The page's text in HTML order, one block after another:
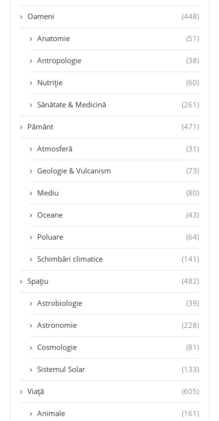
Oameni (448)
Anatomie (51)
Antropologie (38)
Nutriție (60)
Sănătate & Medicină (261)
Pământ (471)
Atmosferă (31)
Geologie & Vulcanism (73)
Mediu (80)
Oceane (43)
Poluare (64)
Schimbări climatice (141)
Spațiu (482)
Astrobiologie (39)
Astronomie (228)
Cosmologie (81)
Sistemul Solar (133)
Viață (605)
Animale (161)